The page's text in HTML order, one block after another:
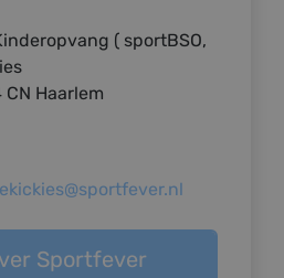
( sportBSO,
Haarlem
Sportfever